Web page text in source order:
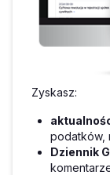
Zyskasz:
podatków,
Dziennik